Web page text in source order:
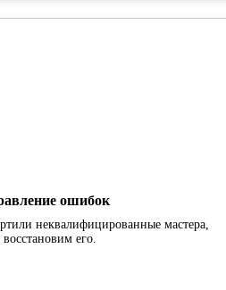
ошибок
неквалифицированные мастера,
его.